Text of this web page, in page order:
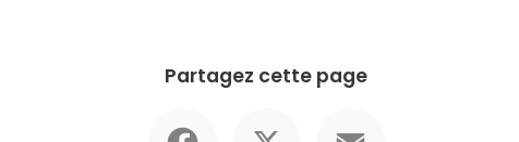
Partagez cette page